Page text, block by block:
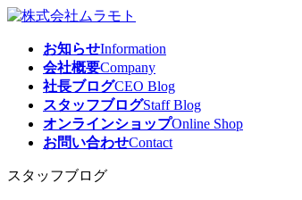
コ
プ
ナ
動
お知らせInformation
会社概要Company
社長ブログCEO Blog
スタッフブログStaff Blog
オンラインショップOnline Shop
お問い合わせContact
スタッフブログ